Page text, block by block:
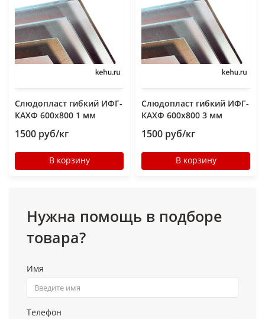
Слюдопласт гибкий ИФГ-
КАХФ 600x800 1 мм
1500 руб/кг
В корзину
Слюдопласт гибкий ИФГ-
КАХФ 600x800 3 мм
1500 руб/кг
В корзину
Нужна помощь в подборе
товара?
Имя
Телефон